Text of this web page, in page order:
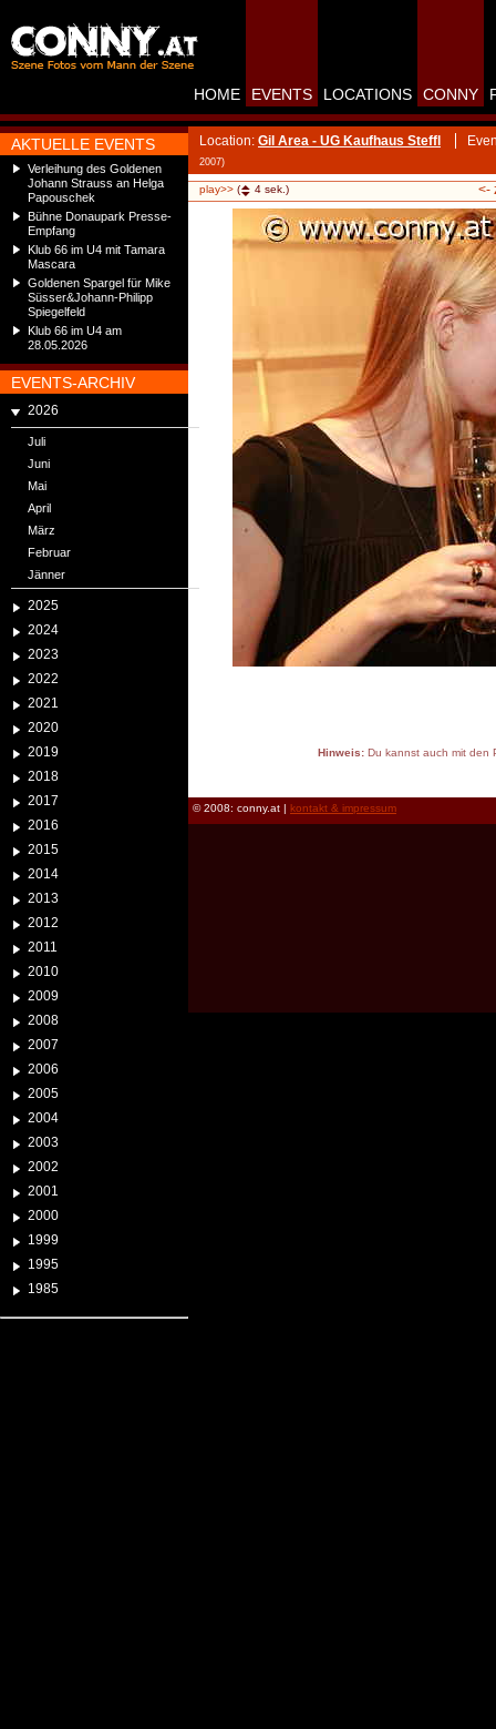
AKTUELLE EVENTS
Verleihung des Goldenen
Johann Strauss an Helga
Papouschek
Bühne Donaupark Presse-
Empfang
Klub 66 im U4 mit Tamara
Mascara
Goldenen Spargel für Mike
Süsser&Johann-Philipp
Spiegelfeld
Klub 66 im U4 am
28.05.2026
EVENTS-ARCHIV
2026
Juli
Juni
Mai
April
März
Februar
Jänner
2025
2024
2023
2022
2021
2020
2019
2018
2017
2016
2015
2014
2013
2012
2011
2010
2009
2008
2007
2006
2005
2004
2003
2002
2001
2000
1999
1995
1985
HOME EVENTS LOCATIONS CONNY
Location: Gil Area - UG Kaufhaus Steffl
2007)
play>> ( 4 sek.) <-
Hinweis:Du kannst auch mit den
© 2008: conny.at | kontakt & impressum